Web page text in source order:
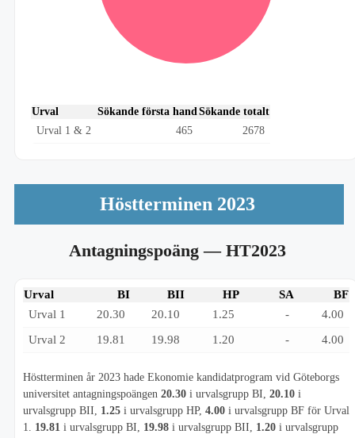
Urval Sökande första handSökande totalt
Urval 1 & 2
465 2678
Höstterminen 2023
Antagningspoäng— HT2023
Urval BI BII HP SA
BF
Urval 1
20.30 20.10 1.25 -
4.00
Urval 2
19.81 19.98 1.20 - 4.00
Höstterminen år 2023 hade Ekonomie kandidatprogram vid Göteborgs
universitet antagningspoängen 20.30 i urvalsgrupp BI, 20.10 i
urvalsgrupp BII, 1.25 i urvalsgrupp HP, 4.00 i urvalsgrupp BF för Urval
1. 19.81 i urvalsgrupp BI, 19.98 i urvalsgrupp BII, 1.20 i urvalsgrupp